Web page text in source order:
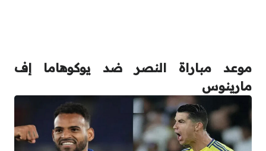
موعد مباراة النصر ضد يوكوهاما إف
مارينوس